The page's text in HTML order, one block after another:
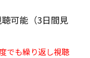
可能（3日間見
でも繰り返し視聴